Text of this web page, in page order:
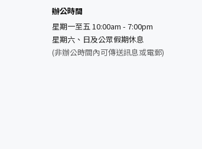
辦公時間
星期一至五 10:00am - 7:00pm
星期六、日及公眾假期休息
(非辦公時間內可傳送訊息或電郵)